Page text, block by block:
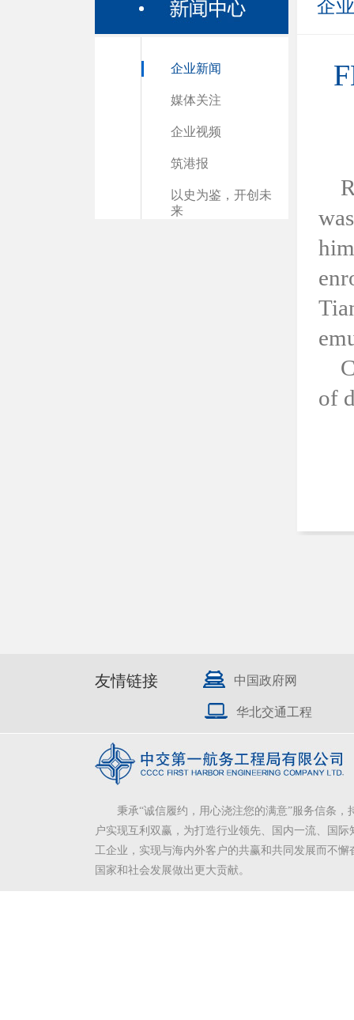
企业新闻
媒体关注
企业视频
筑港报
以史为鉴，开创未
来
企
of
友情链接 中国政府网
华北交通工程
秉承“诚信履约，用心浇注您的满意”服务信条，
户实现互利双赢，为打造行业领先、国内一流、国际
工企业，实现与海内外客户的共赢和共同发展而不懈
国家和社会发展做出更大贡献。